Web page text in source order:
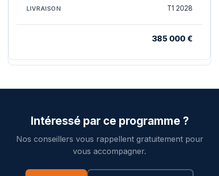
T1 2028
385 000 €
Intéressé par ce programme ?
Nos conseillers vous rappellent gratuitement pour
vous accompagner.